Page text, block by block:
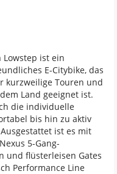
Lowstep ist ein
E-Citybike, das
kurzweilige Touren und
Land geeignet ist.
die individuelle
bis hin zu aktiv
ist es mit
5-Gang-
und flüsterleisen Gates
Performance Line